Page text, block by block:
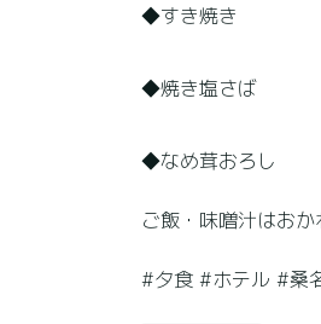
◆すき焼き
◆焼き塩さば
◆なめ茸おろし
ご飯・味噌汁はおか
#夕食 #ホテル #